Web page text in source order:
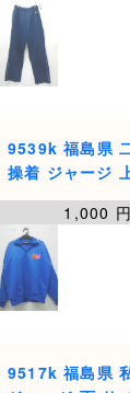
9539k 福島県
操着 ジャージ
1,000 円
9517k 福島県